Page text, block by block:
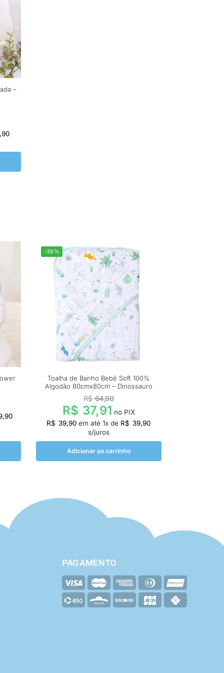
–
-39%
Toalha de Banho Bebê Soft 100%
Algodão 80cmx80cm – Dinossauro
R$64,90
R$ 37,91 no PIX
R$ 39,90 em até 1x de R$ 39,90
s/juros
Adicionar ao carrinho
PAGAMENTO